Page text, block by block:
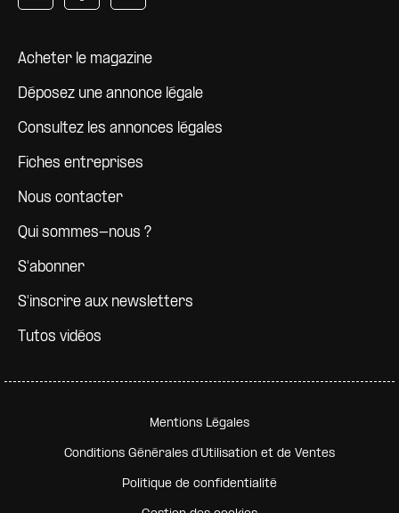
Pied de page
Acheter le magazine
Déposez une annonce légale
Consultez les annonces légales
Fiches entreprises
Nous contacter
Qui sommes-nous ?
S'abonner
S'inscrire aux newsletters
Tutos vidéos
Pied de page secondaire
Mentions Légales
Conditions Générales d'Utilisation et de Ventes
Politique de confidentialité